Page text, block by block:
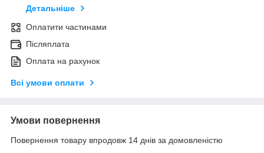
Детальніше
Оплатити частинами
Післяплата
Оплата на рахунок
Всі умови оплати
Умови повернення
Повернення товару впродовж 14 днів за домовленістю